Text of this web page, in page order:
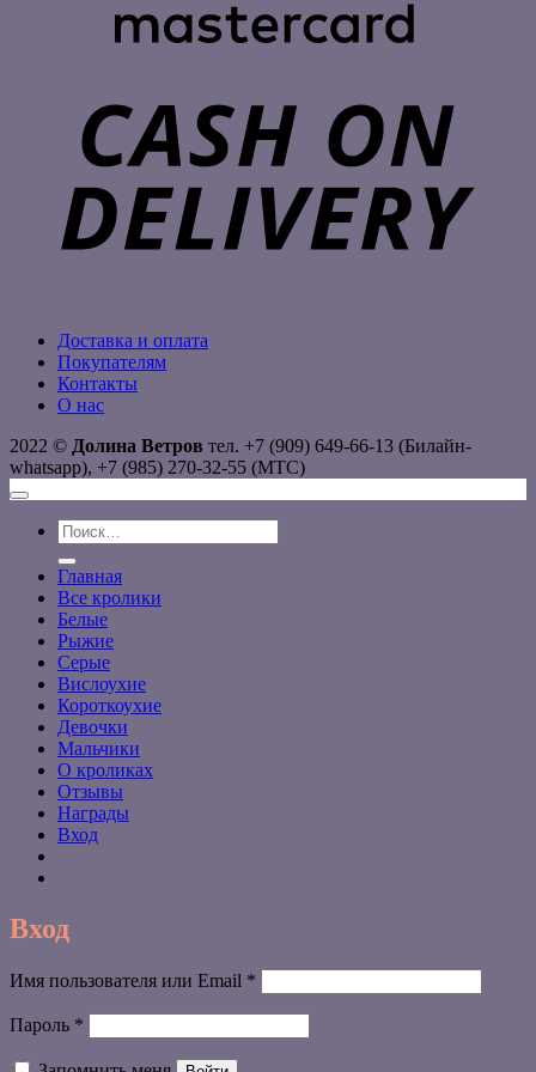
Доставка и оплата
Покупателям
Контакты
О нас
2022 © Долина Ветров тел. +7 (909) 649-66-13 (Билайн-
whatsapp), +7 (985) 270-32-55 (МТС)
Искать:
Главная
Все кролики
Белые
Рыжие
Серые
Вислоухие
Короткоухие
Девочки
Мальчики
О кроликах
Отзывы
Награды
Вход
Вход
Имя пользователя или Email *
Пароль *